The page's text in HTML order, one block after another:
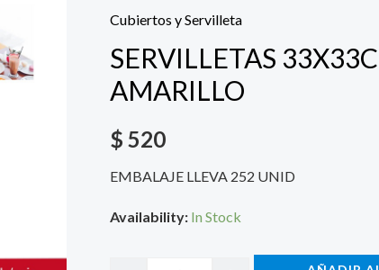
Cubiertos y Servilleta
SERVILLETAS
AMARILLO
$ 520
EMBALAJE LLEVA 252 UNID
Availability: In Stock